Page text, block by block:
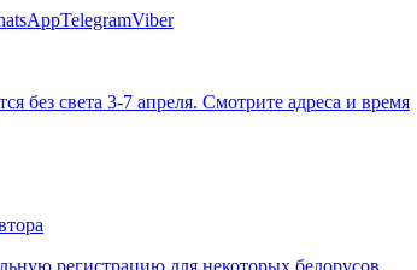
TelegramViber
без света 3-7 апреля. Смотрите адреса и время
регистрацию для некоторых белорусов